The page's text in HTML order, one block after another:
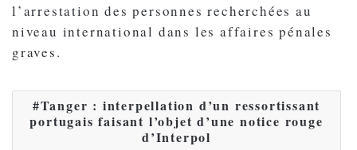
l’arrestation des personnes recherchées au
niveau international dans les affaires pénales
graves.
Tanger : interpellation d’un ressortissant
portugais faisant l’objet d’une notice rouge
d’Interpol